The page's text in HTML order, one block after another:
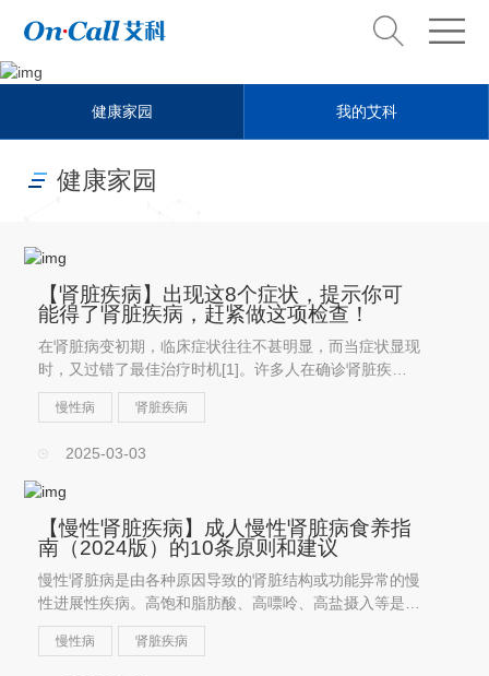
Health steward
健康管家
健康家园 我的艾科
健康家园
【肾脏疾病】出现这8个症状，提示你可
能得了肾脏疾病，赶紧做这项检查！
在肾脏病变初期，临床症状往往不甚明显，而当症状显现
时，又过错了最佳治疗时机[1]。许多人在确诊肾脏疾病
时，病情已进展至需要透析的阶段，非常惋惜。
慢性病 肾脏疾病
2025-03-03
【慢性肾脏疾病】成人慢性肾脏病食养指
南（2024版）的10条原则和建议
慢性肾脏病是由各种原因导致的肾脏结构或功能异常的慢
性进展性疾病。高饱和脂肪酸、高嘌呤、高盐摄入等是慢
性肾脏病发生和发展的重要危险因素，同时与不良生活方
式密切相关的慢性病如糖尿病、高血压、肥胖、高尿酸血
慢性病 肾脏疾病